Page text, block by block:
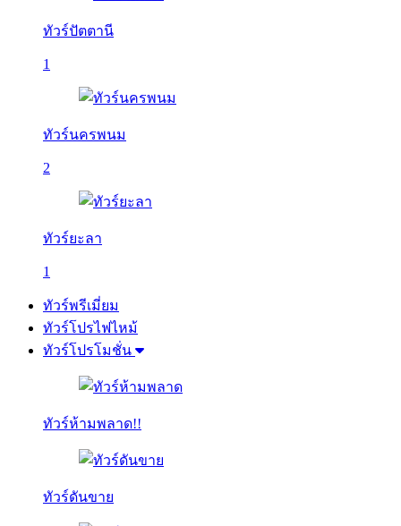
ทัวร์ปัตตานี
1
ทัวร์นครพนม
2
ทัวร์ยะลา
1
ทัวร์พรีเมี่ยม
ทัวร์โปรไฟไหม้
ทัวร์โปรโมชั่น
ทัวร์ห้ามพลาด!!
ทัวร์ดันขาย